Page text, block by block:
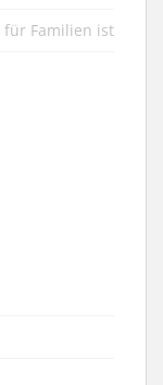
für Familien ist